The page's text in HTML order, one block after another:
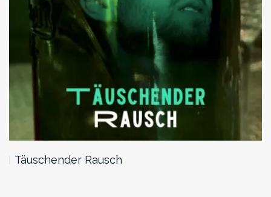
Täuschender Rausch